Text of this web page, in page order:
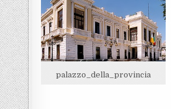
palazzo_della_provincia